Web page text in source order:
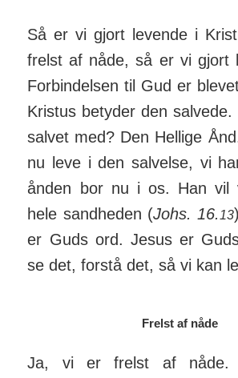
Så er vi gjort levende i
frelst af nåde, så er vi gjort
For­bin­delsen til Gud er
Kristus betyder den
salvet med? Den Hellige
nu leve i den sal­velse, vi
ånden bor nu i os. Han vil
hele sand­heden (Johs. 16. 13
er Guds ord. Jesus er
se det, forstå det, så vi kan
Frelst af nåde
Ja, vi er frelst af nåde.